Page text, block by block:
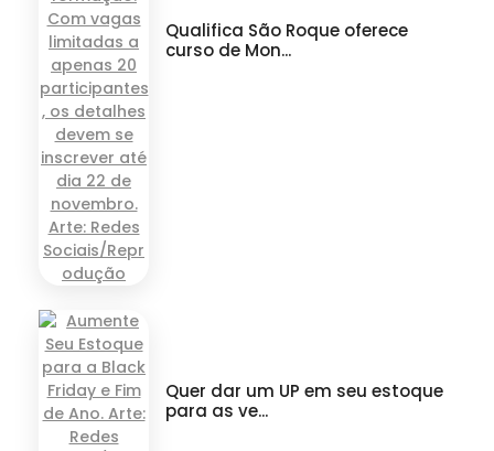
Qualifica São Roque oferece
curso de Mon...
Quer dar um UP em seu estoque
para as ve...